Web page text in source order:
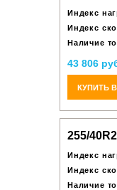
Индекс
Индекс
Наличие
43 806
КУПИТЬ
255/
Индекс
Индекс
Наличие